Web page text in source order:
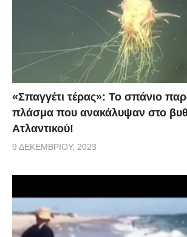
«Σπαγγέτι τέρας»: Το σπάνιο
πλάσμα που ανακάλυψαν στο
Ατλαντικού!
9 ΔΕΚΕΜΒΡΊΟΥ, 2023